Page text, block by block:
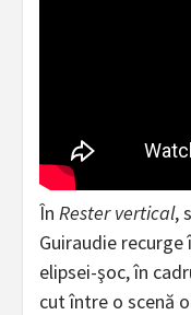
În Rester vertical,
Guiraudie
elipsei-şoc, în
cut între o scenă